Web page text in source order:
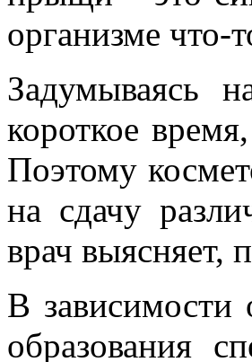
организме что-
Задумываясь
короткое
Поэтому
на сдачу
врач выясняет,
В
образования